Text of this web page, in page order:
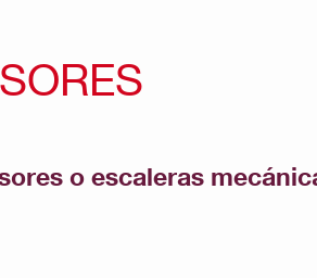
o escaleras